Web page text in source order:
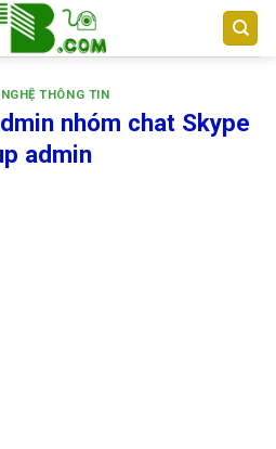
THÔNG TIN
nhóm chat Skype
admin